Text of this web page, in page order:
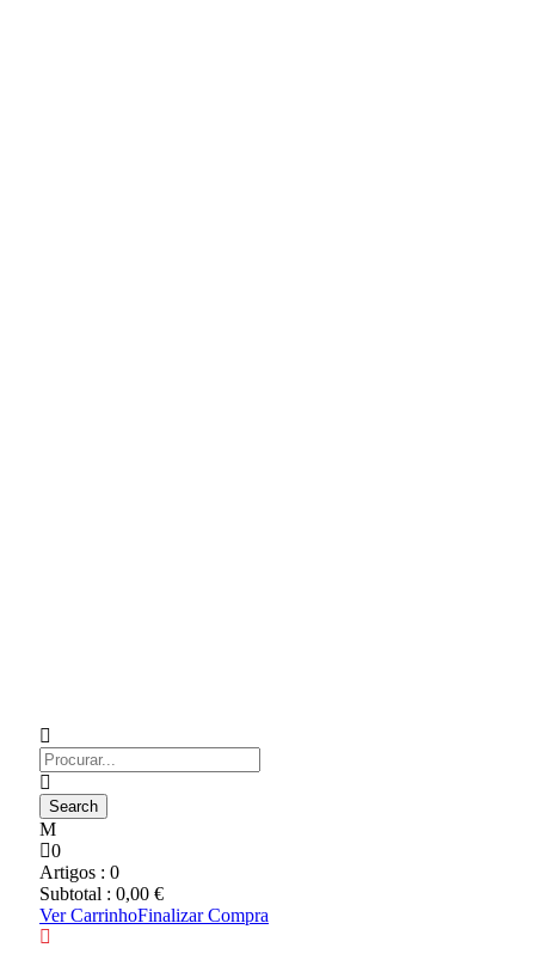
0
Artigos : 0
Subtotal : 0,00 €
Ver CarrinhoFinalizar Compra